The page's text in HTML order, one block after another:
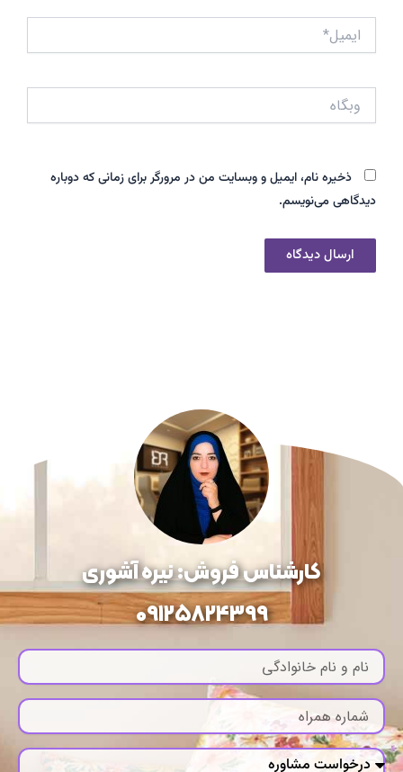
ایمیل*
ذخیره نام، ایمیل و وبسایت من در مرورگر برای زمانی که دوباره
دیدگاهی می‌نویسم.
کارشناس فروش: نیره آشوری
09125824399